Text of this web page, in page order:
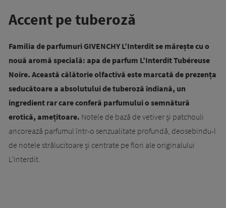
Accent pe tuberoză
Familia de parfumuri GIVENCHY L’Interdit se mărește cu o
nouă aromă specială: apa de parfum L’Interdit Tubéreuse
Noire. Această călătorie olfactivă este marcată de prezența
seducătoare a absolutului de tuberoză indiană, un
ingredient rar care conferă parfumului o semnătură
erotică, amețitoare. Notele de bază de vetiver și patchouli
ancorează parfumul într-o senzualitate profundă, deosebindu-l
de notele strălucitoare și centrate pe flori ale originalului
L’Interdit.